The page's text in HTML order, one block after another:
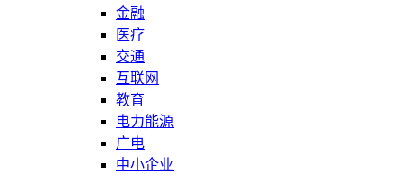
金融
医疗
交通
互联网
教育
电力能源
广电
中小企业